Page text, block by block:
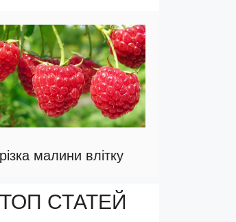
малини влітку
ТОП СТАТЕЙ